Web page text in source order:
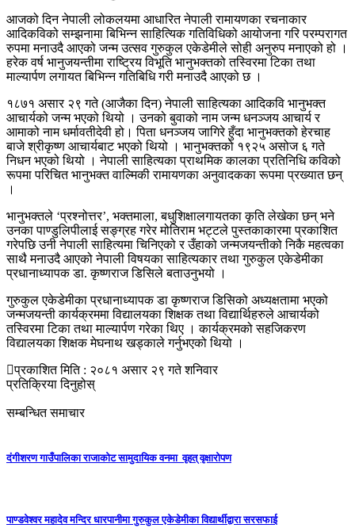
आजको दिन नेपाली लोकलयमा आधारित नेपाली रामायणका रचनाकार
आदिकविको सम्झनामा बिभिन्न साहित्यिक गतिविधिको आयोजना गरि परम्परागत
रुपमा मनाउदै आएको जन्म उत्सव गुरुकुल एकेडेमीले सोही अनुरुप मनाएको हो ।
हरेक वर्ष भानुजयन्तीमा राष्ट्रिय विभूति भानुभक्तको तस्विरमा टिका तथा
माल्यार्पण लगायत बिभिन्न गतिबिधि गरी मनाउदै आएको छ ।
१८७१ असार २९ गते (आजैका दिन) नेपाली साहित्यका आदिकवि भानुभक्त
आचार्यको जन्म भएको थियो । उनको बुवाको नाम जन्म धनञ्जय आचार्य र
आमाको नाम धर्मावतीदेवी हो। पिता धनञ्जय जागिरे हुँदा भानुभक्तको हेरचाह
बाजे श्रीकृष्ण आचार्यबाट भएको थियो । भानुभक्तको १९२५ असोज ६ गते
निधन भएको थियो । नेपाली साहित्यका प्राथमिक कालका प्रतिनिधि कविको
रूपमा परिचित भानुभक्त वाल्मिकी रामायणका अनुवादकका रूपमा प्रख्यात छन्
।
भानुभक्तले ‘प्रश्नोत्तर’, भक्तमाला, बधुशिक्षालगायतका कृति लेखेका छन् भने
उनका पाण्डुलिपीलाई सङ्ग्रह गरेर मोतिराम भट्टले पुस्तकाकारमा प्रकाशित
गरेपछि उनी नेपाली साहित्यमा चिनिएको र उँहाको जन्मजयन्तीको निकै महत्वका
साथै मनाउदै आएको नेपाली विषयका साहित्यकार तथा गुरुकुल एकेडेमीका
प्रधानाध्यापक डा. कृष्णराज डिसिले बताउनुभयो ।
गुरुकुल एकेडेमीका प्रधानाध्यापक डा कृष्णराज डिसिको अध्यक्षतामा भएको
जन्मजयन्ती कार्यक्रममा विद्यालयका शिक्षक तथा विद्यार्थिहरुले आचार्यको
तस्विरमा टिका तथा माल्यार्पण गरेका थिए । कार्यक्रमको सहजिकरण
विद्यालयका शिक्षक मेघनाथ खड्काले गर्नुभएको थियो ।
प्रकाशित मिति : २०८१ असार २९ गते शनिवार
प्रतिक्रिया दिनुहोस्
सम्बन्धित समाचार
दंगीशरण गाउँपालिका राजाकाेट सामुदायिक वनमा वृहत् वृक्षारोपण
पाण्डवेश्वर महादेव मन्दिर धारपानीमा गुरुकुल एकेडेमीका विद्यार्थीद्वारा सरसफाई